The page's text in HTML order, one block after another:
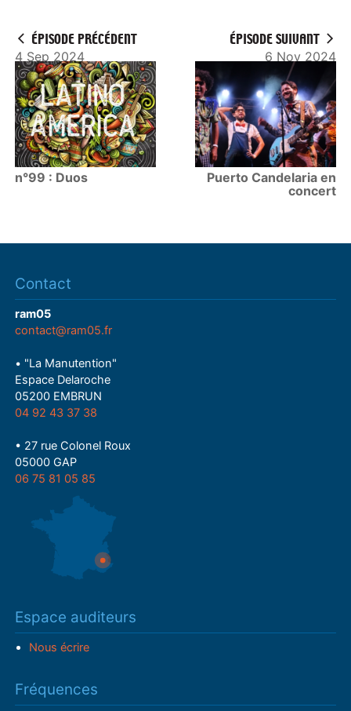
ÉPISODE PRÉCÉDENT
4 Sep 2024
n°99 : Duos
ÉPISODE SUIVANT
6 Nov 2024
Puerto Candelaria en
concert
Contact
ram05
contact@ram05.fr
• "La Manutention"
Espace Delaroche
05200 EMBRUN
04 92 43 37 38
• 27 rue Colonel Roux
05000 GAP
06 75 81 05 85
Espace auditeurs
Nous écrire
Fréquences